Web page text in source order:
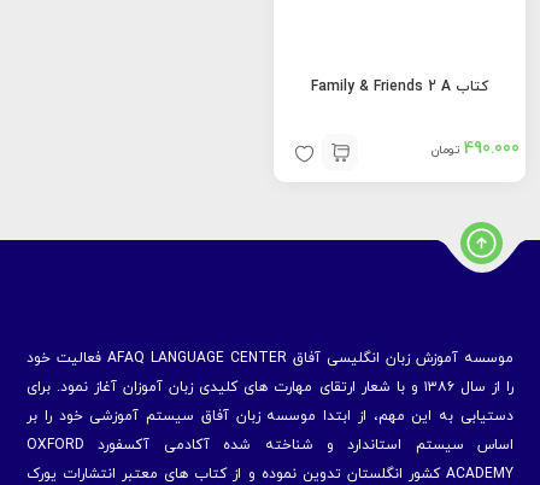
کتاب Family & Friends 2 A
490.000 تومان
موسسه آموزش زبان انگلیسی آفاق AFAQ LANGUAGE CENTER فعالیت خود
را از سال ۱۳۸۶ و با شعار ارتقای مهارت های کلیدی زبان آموزان آغاز نمود. برای
دستیابی به این مهم، از ابتدا موسسه زبان آفاق سیستم آموزشی خود را بر
اساس سیستم استاندارد و شناخته شده آکادمی آکسفورد OXFORD
ACADEMY کشور انگلستان تدوین نموده و از کتاب های معتبر انتشارات یورک